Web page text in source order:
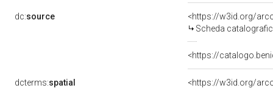
dc:source
<https://w3id.org/
Scheda
<https://
dcterms:spatial
<https://w3id.org/